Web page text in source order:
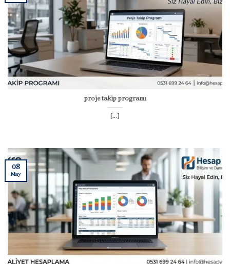
proje takip programı
[...]
08
May